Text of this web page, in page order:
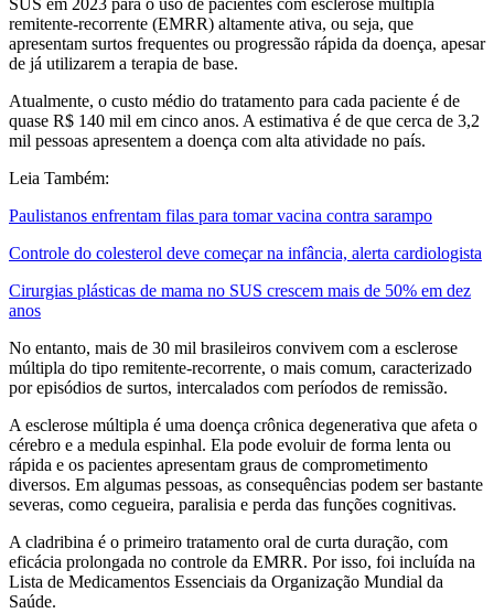
SUS em 2023 para o uso de pacientes com esclerose múltipla
remitente-recorrente (EMRR) altamente ativa, ou seja, que
apresentam surtos frequentes ou progressão rápida da doença, apesar
de já utilizarem a terapia de base.
Atualmente, o custo médio do tratamento para cada paciente é de
quase R$ 140 mil em cinco anos. A estimativa é de que cerca de 3,2
mil pessoas apresentem a doença com alta atividade no país.
Leia Também:
Paulistanos enfrentam filas para tomar vacina contra sarampo
Controle do colesterol deve começar na infância, alerta cardiologista
Cirurgias plásticas de mama no SUS crescem mais de 50% em dez
anos
No entanto, mais de 30 mil brasileiros convivem com a esclerose
múltipla do tipo remitente-recorrente, o mais comum, caracterizado
por episódios de surtos, intercalados com períodos de remissão.
A esclerose múltipla é uma doença crônica degenerativa que afeta o
cérebro e a medula espinhal. Ela pode evoluir de forma lenta ou
rápida e os pacientes apresentam graus de comprometimento
diversos. Em algumas pessoas, as consequências podem ser bastante
severas, como cegueira, paralisia e perda das funções cognitivas.
A cladribina é o primeiro tratamento oral de curta duração, com
eficácia prolongada no controle da EMRR. Por isso, foi incluída na
Lista de Medicamentos Essenciais da Organização Mundial da
Saúde.